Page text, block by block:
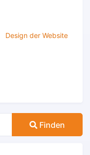
Design der Website
Finden